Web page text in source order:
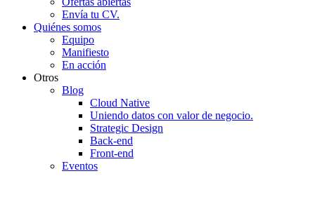
Envía tu CV.
Quiénes somos
Equipo
Manifiesto
En acción
Otros
Blog
Cloud Native
Uniendo datos con valor de negocio.
Strategic Design
Back-end
Front-end
Eventos